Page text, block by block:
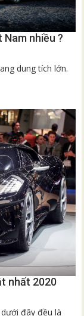
Nam nhiều ?
dung tích lớn.
nhất 2020
đây đều là